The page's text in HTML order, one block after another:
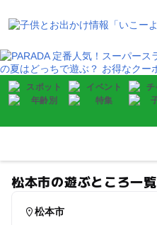
松本市の遊ぶところ一覧
松本市